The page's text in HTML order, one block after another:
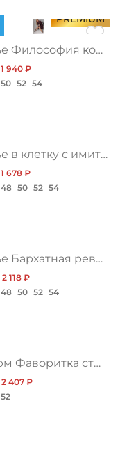
PREMIUM
Платье Философия комфорта, нью
1 940 ₽
50 52 54
Платье в клетку с имитацией запаха
1 678 ₽
48 50 52 54
Платье Бархатная революция, нью
2 118 ₽
48 50 52 54
Костюм Фаворитка стиля, имидж
2 407 ₽
52